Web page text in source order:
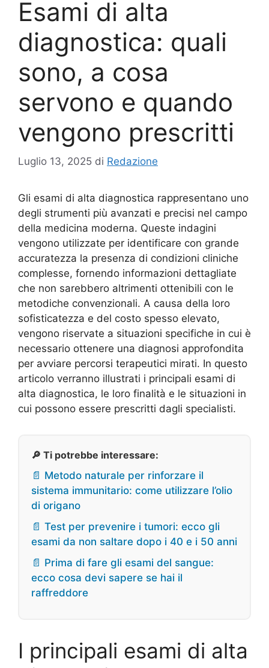
Esami di alta
diagnostica: quali
sono, a cosa
servono e quando
vengono prescritti
Luglio 13, 2025 di Redazione
Gli esami di alta diagnostica rappresentano uno
degli strumenti più avanzati e precisi nel campo
della medicina moderna. Queste indagini
vengono utilizzate per identificare con grande
accuratezza la presenza di condizioni cliniche
complesse, fornendo informazioni dettagliate
che non sarebbero altrimenti ottenibili con le
metodiche convenzionali. A causa della loro
sofisticatezza e del costo spesso elevato,
vengono riservate a situazioni specifiche in cui è
necessario ottenere una diagnosi approfondita
per avviare percorsi terapeutici mirati. In questo
articolo verranno illustrati i principali esami di
alta diagnostica, le loro finalità e le situazioni in
cui possono essere prescritti dagli specialisti.
🔎 Ti potrebbe interessare:
📄 Metodo naturale per rinforzare il
sistema immunitario: come utilizzare l’olio
di origano
📄 Test per prevenire i tumori: ecco gli
esami da non saltare dopo i 40 e i 50 anni
📄 Prima di fare gli esami del sangue:
ecco cosa devi sapere se hai il
raffreddore
I principali esami di alta